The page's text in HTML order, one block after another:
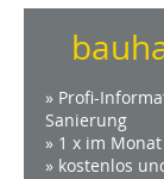
» Profi-
Sanierung
» 1 x im Monat
» kostenlos